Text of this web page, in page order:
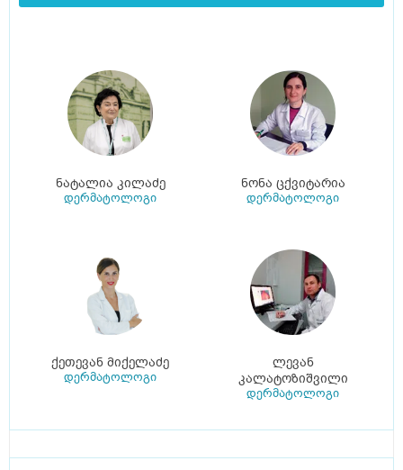
ნატალია კილაძე
დერმატოლოგი
ნონა ცქვიტარია
დერმატოლოგი
ქეთევან მიქელაძე
დერმატოლოგი
ლევან
კალატოზიშვილი
დერმატოლოგი